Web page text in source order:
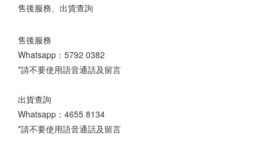
售後服務、出貨查詢
售後服務
Whatsapp： 5792 0382
*請不要使用語音通話及留言
出貨查詢
Whatsapp： 4655 8134
*請不要使用語音通話及留言